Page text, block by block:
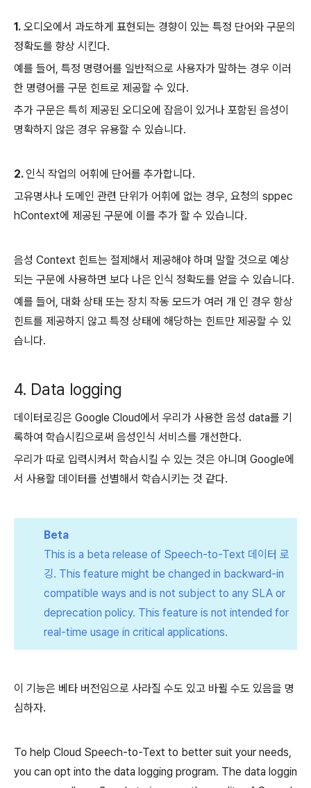
1. 오디오에서 과도하게 표현되는 경향이 있는 특정 단어와 구문의
정확도를 향상 시킨다.
예를 들어, 특정 명령어를 일반적으로 사용자가 말하는 경우 이러
한 명령어를 구문 힌트로 제공할 수 있다.
추가 구문은 특히 제공된 오디오에 잡음이 있거나 포함된 음성이
명확하지 않은 경우 유용할 수 있습니다.
2. 인식 작업의 어휘에 단어를 추가합니다.
고유명사나 도메인 관련 단위가 어휘에 없는 경우, 요청의 sppec
hContext에 제공된 구문에 이를 추가 할 수 있습니다.
음성 Context 힌트는 절제해서 제공해야 하며 말할 것으로 예상
되는 구문에 사용하면 보다 나은 인식 정확도를 얻을 수 있습니다.
예를 들어, 대화 상태 또는 장치 작동 모드가 여러 개 인 경우 항상
힌트를 제공하지 않고 특정 상태에 해당하는 힌트만 제공할 수 있
습니다.
4. Data logging
데이터로깅은 Google Cloud에서 우리가 사용한 음성 data를 기
록하여 학습시킴으로써 음성인식 서비스를 개선한다.
우리가 따로 입력시켜서 학습시킬 수 있는 것은 아니며 Google에
서 사용할 데이터를 선별해서 학습시키는 것 같다.
Beta
This is a beta release of Speech-to-Text 데이터 로
깅. This feature might be changed in backward-in
compatible ways and is not subject to any SLA or
deprecation policy. This feature is not intended for
real-time usage in critical applications.
이 기능은 베타 버전임으로 사라질 수도 있고 바뀔 수도 있음을 명
심하자.
To help Cloud Speech-to-Text to better suit your needs,
you can opt into the data logging program. The data loggin